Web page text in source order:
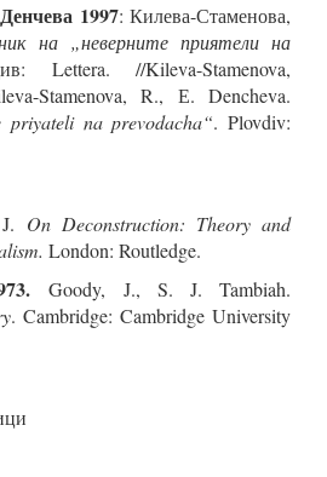
1997: Килева-Стаменова,
на „неверните приятели на
Lettera. //Kileva-Stamenova,
Stamenova, R., Е. Dencheva.
priyateli na prevodacha“. Plovdiv:
On Deconstruction: Theory and
London: Routledge.
Goody, J., S. J. Tambiah.
. Cambridge: Cambridge University